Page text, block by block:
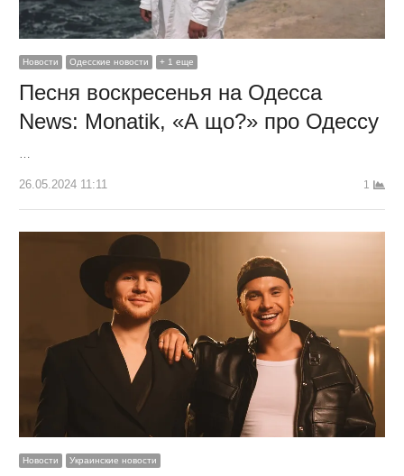
Новости Одесские новости + 1 еще
Песня воскресенья на Одесса
News: Monatik, «А що?» про Одессу
…
26.05.2024 11:11 1
Новости Украинские новости